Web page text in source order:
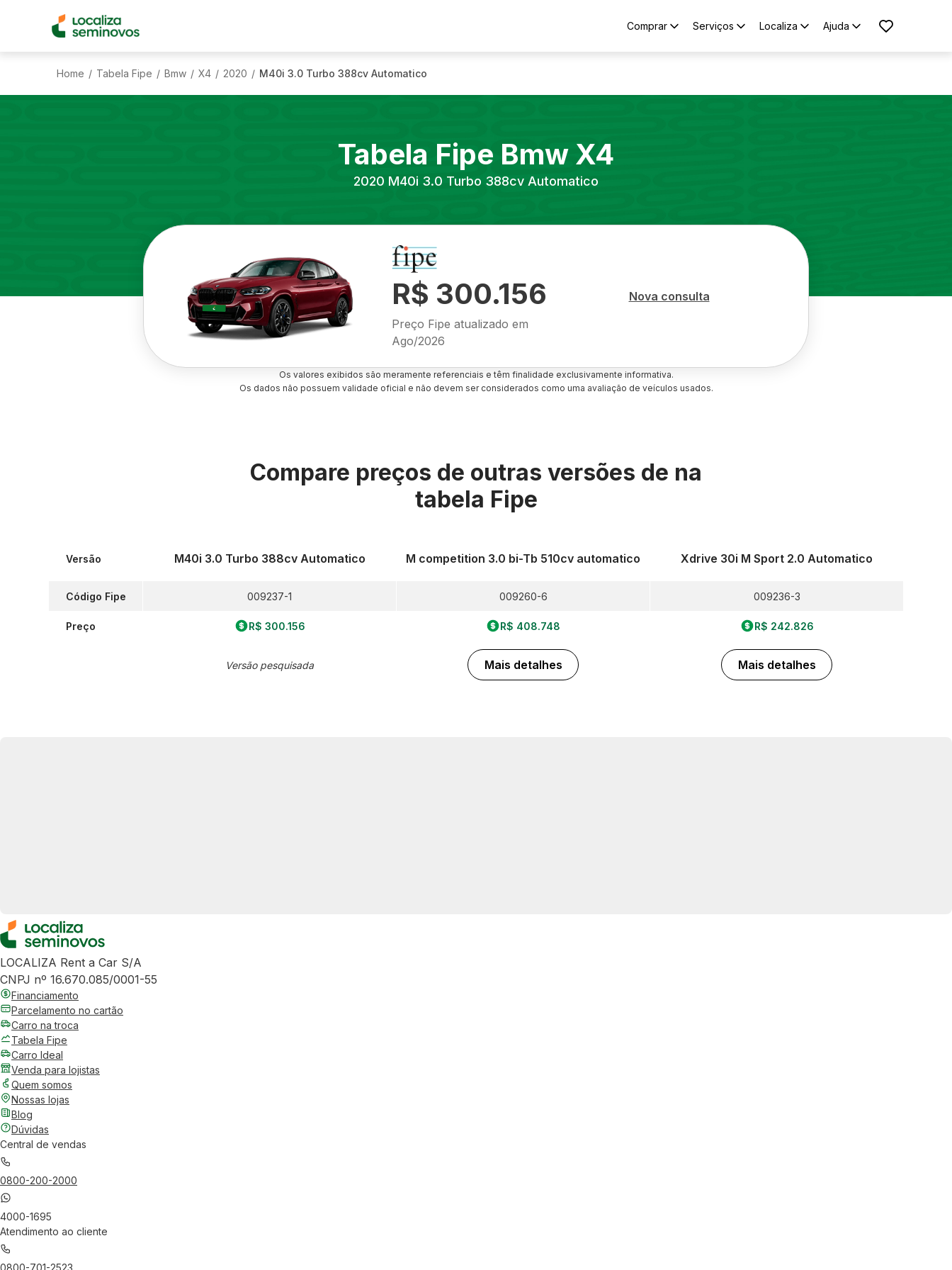
Comprar Serviços Localiza Ajuda
Home / Tabela Fipe / Bmw / X4 / 2020 / M40i 3.0 Turbo 388cv Automatico
Tabela Fipe Bmw X4
2020 M40i 3.0 Turbo 388cv Automatico
R$ 300.156
Preço Fipe atualizado em
Ago/2026
Nova consulta
Os valores exibidos são meramente referenciais e têm finalidade exclusivamente informativa.
Os dados não possuem validade oficial e não devem ser considerados como uma avaliação de veículos usados.
Compare preços de outras versões de na
tabela Fipe
Versão
Código Fipe
Preço
M40i 3.0 Turbo 388cv Automatico
009237-1
R$ 300.156
Versão pesquisada
M competition 3.0 bi-Tb 510cv automatico
009260-6
R$ 408.748
Mais detalhes
Xdrive 30i M Sport 2.0 Automatico
009236-3
R$ 242.826
Mais detalhes
LOCALIZA Rent a Car S/A
CNPJ nº 16.670.085/0001-55
Financiamento
Parcelamento no cartão
Carro na troca
Tabela Fipe
Carro Ideal
Venda para lojistas
Quem somos
Nossas lojas
Blog
Dúvidas
Central de vendas
0800-200-2000
4000-1695
Atendimento ao cliente
0800-701-2523